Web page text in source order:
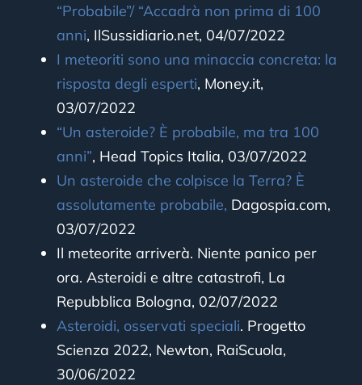
“Probabile”/ “Accadrà non prima di 100
anni, IlSussidiario.net, 04/07/2022
I meteoriti sono una minaccia concreta: la
risposta degli esperti, Money.it,
03/07/2022
“Un asteroide? È probabile, ma tra 100
anni”, Head Topics Italia, 03/07/2022
Un asteroide che colpisce la Terra? È
assolutamente probabile, Dagospia.com,
03/07/2022
Il meteorite arriverà. Niente panico per
ora. Asteroidi e altre catastrofi, La
Repubblica Bologna, 02/07/2022
Asteroidi, osservati speciali. Progetto
Scienza 2022, Newton, RaiScuola,
30/06/2022